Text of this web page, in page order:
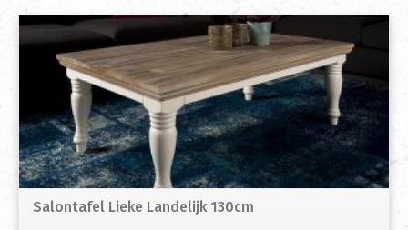
Salontafel Lieke Landelijk 130cm